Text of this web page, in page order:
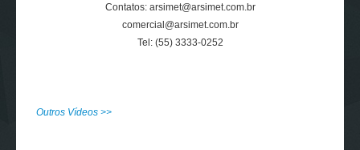
Contatos: arsimet@arsimet.com.br
comercial@arsimet.com.br
Tel: (55) 3333-0252
Outros Vídeos >>